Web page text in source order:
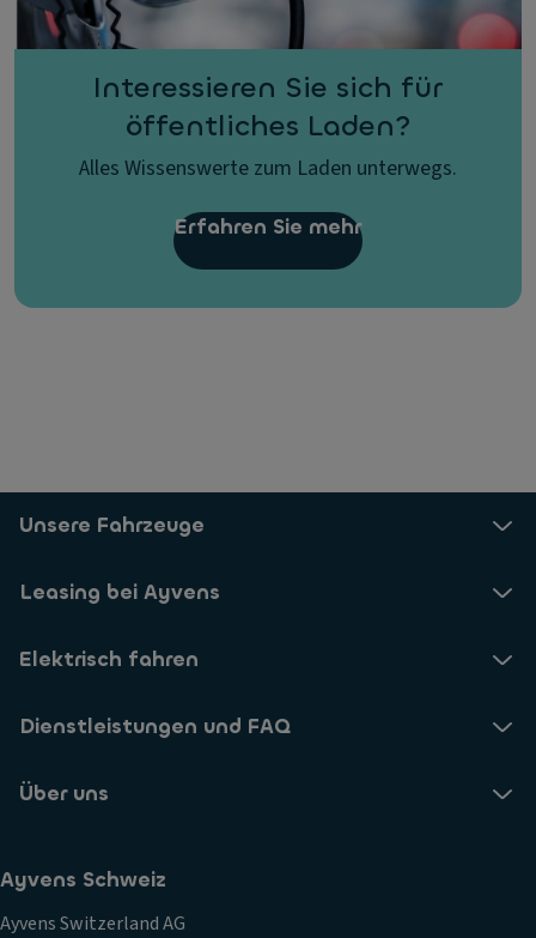
Interessieren Sie sich für
öffentliches Laden?
Alles Wissenswerte zum Laden unterwegs.
Erfahren Sie mehr
Unsere Fahrzeuge
Leasing bei Ayvens
Elektrisch fahren
Dienstleistungen und FAQ
Über uns
Ayvens Schweiz
Ayvens Switzerland AG